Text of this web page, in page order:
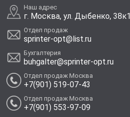
Наш адрес
г. Москва, ул. Дыбенко, 38к1
Отдел продаж
sprinter-opt@list.ru
Бухгалтерия
buhgalter@sprinter-opt.ru
Отдел продаж Москва
+7(901) 519-07-43
Отдел продаж Москва
+7(901) 553-97-09